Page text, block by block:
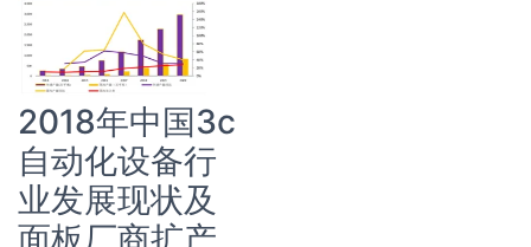
中国钢铁熔炼行业投资分析报
告-行业运营态势与发展前景
预测》涵盖行业最新数据，市
场热点，政策规划，竞争情
报，市场前景预测，投资策略
等内容。
2018年中国3c
自动化设备行
业发展现状及
面板厂商扩产